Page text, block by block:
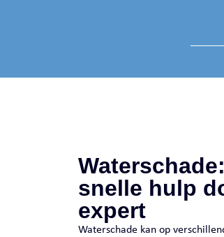
snelle hulp
expert
Waterschade kan op